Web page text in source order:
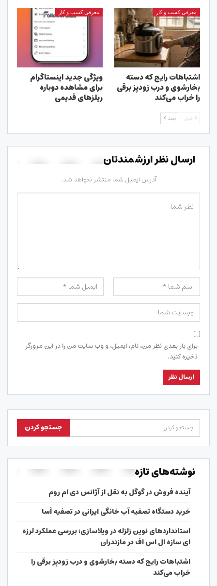
معرفی کسب و کار
اشتباهات رایج که دسته
بخارشوی و درب زودپز برقی
را خراب می‌کند
معرفی کسب و کار
ویژگی جدید اینستاگرام
برای مشاهده دوباره
ریلزهای قدیمی
قبل بعد
ارسال نظر ارزشمندتان
آدرس ایمیل شما منتشر نخواهد شد.
برای بار بعدی نظر من، نام، ایمیل، و وب سایت من را در این مرورگر
ذخیره کنید.
نوشته‌های تازه
آینده فروش در گوگل به نقل از آژانس دی ام روم
خرید دستگاه تصفیه آب خانگی ایرانی در تصفیه آسا
استانداردهای نوین زلزله در ویلاسازی؛ بررسی عملکرد لرزه
ای سازه ال اس اف در مازندران
اشتباهات رایج که دسته بخارشوی و درب زودپز برقی را
خراب می‌کند